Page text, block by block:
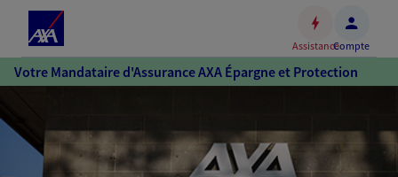
Accéder
au
Accéder
au
AssistanceCompte
Votre Mandataire d'Assurance AXA Épargne et Protection